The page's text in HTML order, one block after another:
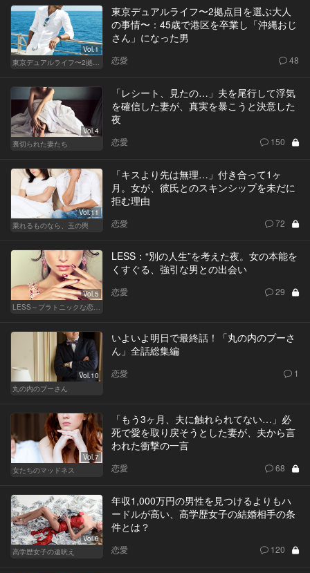
Vol.1
東京デュアルライフ〜2拠点目を選ぶ大人
の事情〜：45歳で港区を卒業し「沖縄おじ
さん」になった男
恋愛 48
Vol.4
裏切られた妻たち
「レシート、見たの…」夫を尾行して浮気
を確信した妻が、真実を暴こうと決意した
夜
恋愛 150
Vol.11
乗れるものなら、玉の輿
「キスより先は無理…」付き合って1ヶ
月。女が、彼氏とのスキンシップを未だに
拒む理由
恋愛 72
Vol.5
LESS：“別の人生”を考えた夜。女の本能を
くすぐる、強引な男との出会い
恋愛 29
Vol.10
丸の内のプーさん
いよいよ明日で最終話！「丸の内のプーさ
ん」全話総集編
恋愛 1
Vol.7
女たちのマッドネス
「もう3ヶ月、夫に触れられてない…」必
死で愛を取り戻そうとした妻が、夫から言
われた衝撃の一言
恋愛 68
Vol.6
高学歴女子の遠吠え
年収1,000万円の男性を見つけるよりもハ
ードルが高い、高学歴女子の結婚相手の条
件とは？
恋愛 120